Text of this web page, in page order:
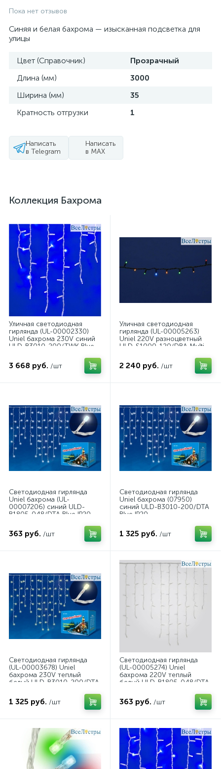
Пока нет отзывов
Синяя и белая бахрома — изысканная подсветка для
улицы
Цвет (Справочник)
Прозрачный
Длина (мм)
3000
Ширина (мм)
35
Кратность отгрузки
1
Написать
в Telegram
Написать
в MAX
Коллекция Бахрома
Уличная светодиодная
гирлянда (UL-00002330)
Uniel бахрома 230V синий
ULD-B3010-200/TWK Blue
3 668 руб. /шт
Уличная светодиодная
гирлянда (UL-00005263)
Uniel 220V разноцветный
ULD-S1000-120/DBA Multi
2 240 руб. /шт
Светодиодная гирлянда
Uniel бахрома (UL-
00007206) синий ULD-
B1805-048/DTA Blue IP20
363 руб. /шт
Светодиодная гирлянда
Uniel бахрома (07950)
синий ULD-B3010-200/DTA
Blue IP20
1 325 руб. /шт
Светодиодная гирлянда
(UL-00003678) Uniel
бахрома 230V теплый
белый ULD-B3010-200/DTA
1 325 руб. /шт
Светодиодная гирлянда
(UL-00005274) Uniel
бахрома 220V теплый
белый ULD-B1805-048/DTA
363 руб. /шт